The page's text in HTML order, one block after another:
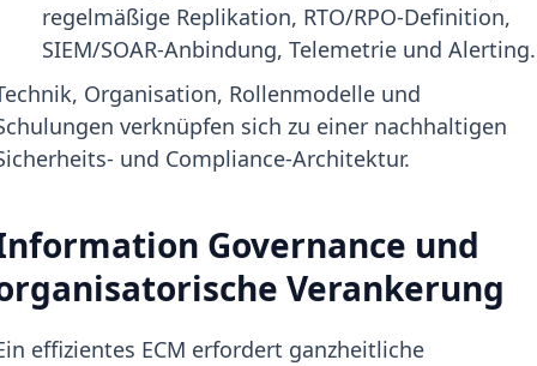
regelmäßige Replikation, RTO/RPO-Definition,
SIEM/SOAR-Anbindung, Telemetrie und Alerting.
Organisation, Rollenmodelle und
verknüpfen sich zu einer nachhaltigen
und Compliance-Architektur.
Governance und
Verankerung
effizientes ECM erfordert ganzheitliche